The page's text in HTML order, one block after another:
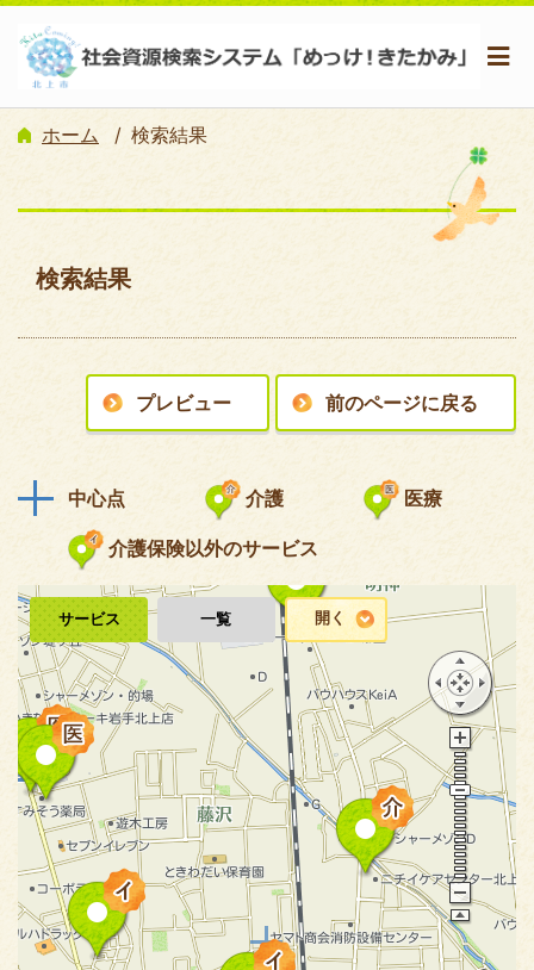
ホーム 検索結果
検索結果
プレビュー 前のページに戻る
中心点 介護 医療
介護保険以外のサービス
サービス 一覧 開く